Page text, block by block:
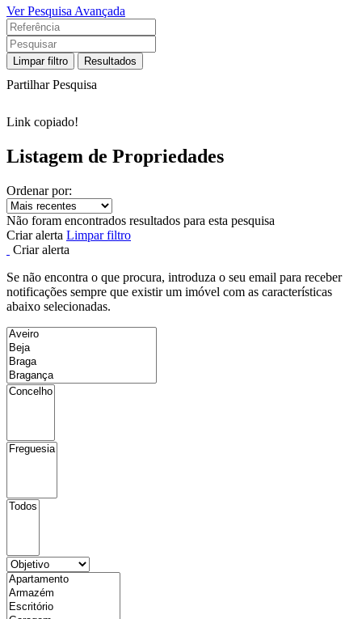
Ver Pesquisa Avançada
Limpar filtro Resultados
Partilhar Pesquisa
Link copiado!
Listagem de Propriedades
Ordenar por:
Não foram encontrados resultados para esta pesquisa
Criar alerta Limpar filtro
Criar alerta
Se não encontra o que procura, introduza o seu email para receber
notificações sempre que existir um imóvel com as características
abaixo selecionadas.